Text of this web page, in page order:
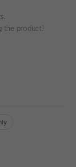
the product!